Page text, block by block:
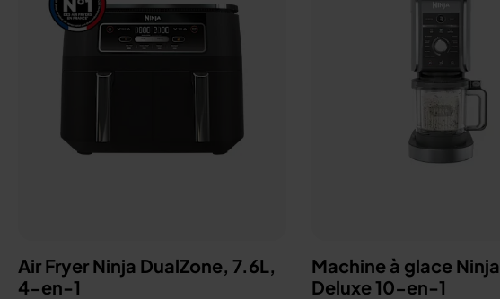
Air Fryer Ninja DualZone, 7.6L,
4-en-1
Machine à glace
Deluxe 10-en-1